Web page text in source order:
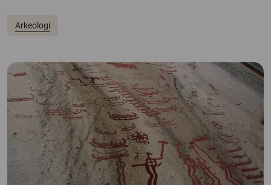
Arkeologi